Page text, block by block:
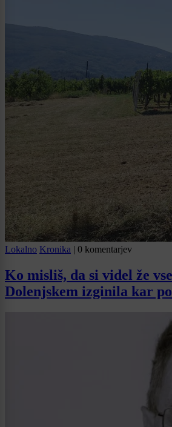
Lokalno Kronika | 0 komentarjev
Ko misliš, da si videl že
Dolenjskem izginila kar